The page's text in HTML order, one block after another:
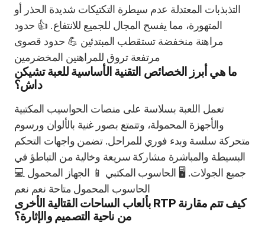
التذبذبات المعتدلة عدم سيطرة التكتيكات شديدة الحذر أو
المتهورة، مما يفسح المجال للجميع للانتفاع. 👍 حدود
مراهنة منخفضة تستقطب المبتدئين 💪 حدود قصوى
مرتفعة تروق للمراهنين المخضرمين
ما هي أبرز الخصائص التقنية الأساسية للعبة تشيكن
داش؟
تعمل اللعبة بسلاسة على منصات الحواسيب المكتبية
والأجهزة المحمولة، وتتمتع بصور غنية بالألوان ورسوم
متحركة سلسة وبدء فوري للمراحل. تضمن واجهات التحكم
البسيطة والمباشرة مشاركة سريعة وخالية من التباطؤ في
جميع الجولات. 🖥️ الحاسوب المكتبي 📱 الجهاز المحمول 💻
الحاسوب المحمول متاحة نعم نعم
كيف تتم مقارنة RTP بألعاب الساحات القتالية الأخرى
من ناحية التصميم والإثارة؟